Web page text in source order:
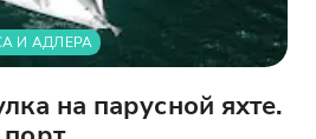
И АДЛЕРА
на парусной яхте.